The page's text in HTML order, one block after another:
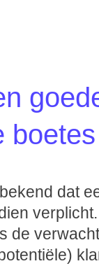
boetes
dat
de